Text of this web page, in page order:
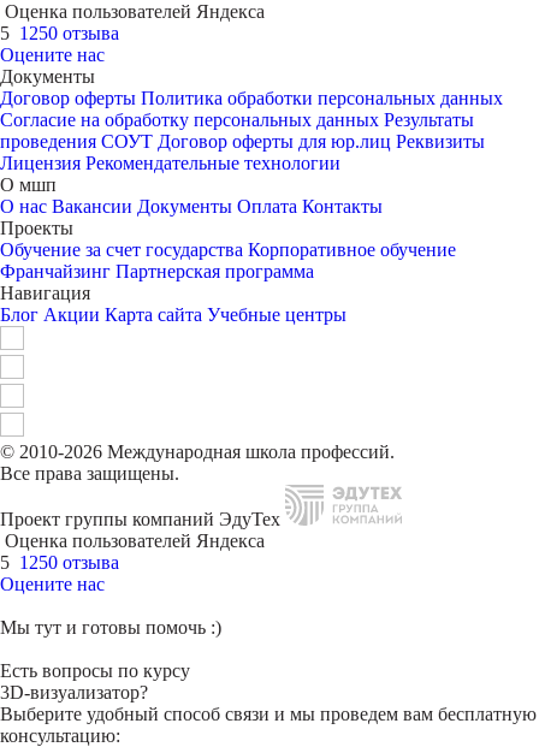
Оценка пользователей Яндекса
5 1250 отзыва
Оцените нас
Документы
Договор оферты Политика обработки персональных данных
Согласие на обработку персональных данных Результаты
проведения СОУТ Договор оферты для юр.лиц Реквизиты
Лицензия Рекомендательные технологии
О мшп
О нас Вакансии Документы Оплата Контакты
Проекты
Обучение за счет государства Корпоративное обучение
Франчайзинг Партнерская программа
Навигация
Блог Акции Карта сайта Учебные центры
© 2010-2026 Международная школа профессий.
Все права защищены.
Проект группы компаний ЭдуТех
Оценка пользователей Яндекса
5 1250 отзыва
Оцените нас
Мы тут и готовы помочь :)
Есть вопросы по курсу
3D-визуализатор?
Выберите удобный способ связи и мы проведем вам бесплатную
консультацию: